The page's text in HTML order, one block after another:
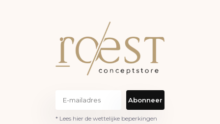
Abonneer
* Lees hier de wettelijke beperkingen